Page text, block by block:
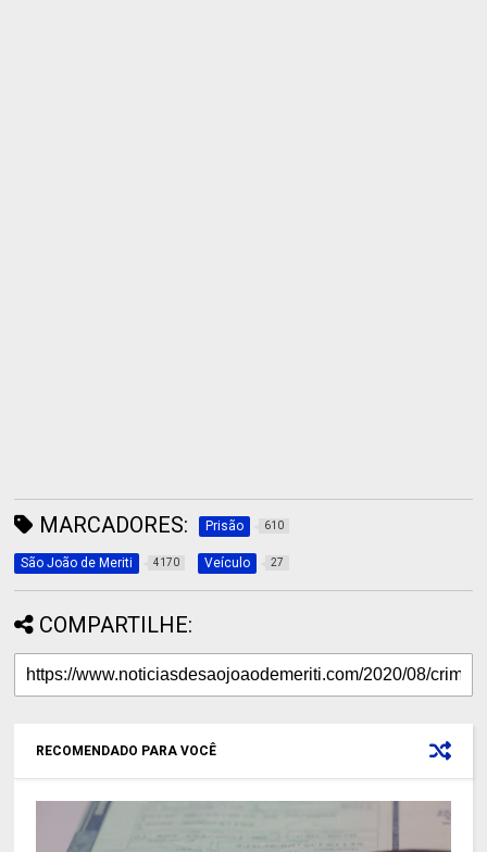
MARCADORES: Prisão 610
São João de Meriti 4170 Veículo 27
COMPARTILHE:
RECOMENDADO PARA VOCÊ